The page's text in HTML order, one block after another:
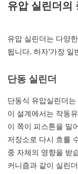
유압 실린더의
유압 실린더는 다양
됩니다. 하자’가장
단동 실린더
단동식 유압실린더
이 설계에서는 작동
이 쪽이 피스톤을 밀
저장소로 다시 흐를
중 자체의 영향을 받
커니즘과 같이 실린